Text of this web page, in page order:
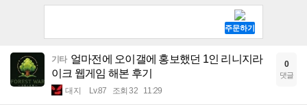
기타 얼마전에 오이갤에 홍보했던 1인 리니지라
이크 웹게임 해본 후기
대지 Lv.87 조회 32 11:29
0
댓글